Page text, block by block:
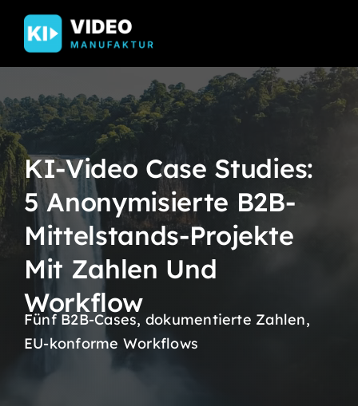
content
KI-Video Case Studies:
5 Anonymisierte B2B-
Mittelstands-Projekte
Mit Zahlen Und
Workflow
Fünf B2B-Cases, dokumentierte Zahlen,
EU-konforme Workflows